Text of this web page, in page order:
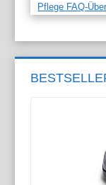
Pflege FAQ-